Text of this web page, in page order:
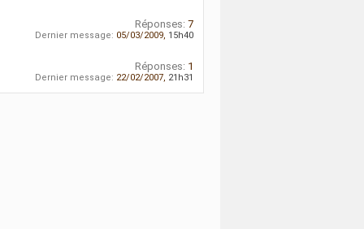
Réponses: 7
Dernier message: 05/03/2009, 15h40
Réponses: 1
Dernier message: 22/02/2007, 21h31